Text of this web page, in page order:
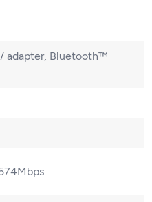
adapter, Bluetooth™